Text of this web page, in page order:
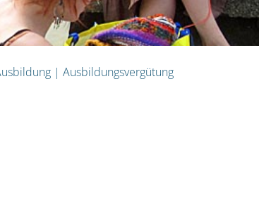
| Ausbildungsvergütung